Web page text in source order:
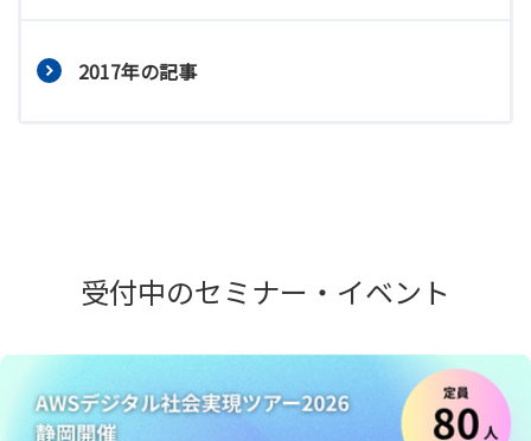
2017年の記事
受付中のセミナー・イベント